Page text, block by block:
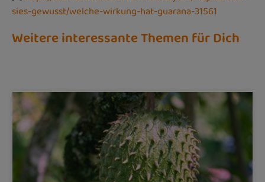
sies-gewusst/welche-wirkung-hat-guarana-31561
Weitere interessante Themen für Dich